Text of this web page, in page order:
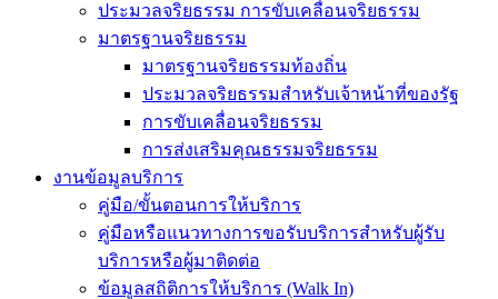
ประมวลจริยธรรม การขับเคลื่อนจริยธรรม
มาตรฐานจริยธรรม
มาตรฐานจริยธรรมท้องถิ่น
ประมวลจริยธรรมสำหรับเจ้าหน้าที่ของรัฐ
การขับเคลื่อนจริยธรรม
การส่งเสริมคุณธรรมจริยธรรม
งานข้อมูลบริการ
คู่มือ/ขั้นตอนการให้บริการ
คู่มือหรือแนวทางการขอรับบริการสำหรับผู้รับ
บริการหรือผู้มาติดต่อ
ข้อมูลสถิติการให้บริการ (Walk In)